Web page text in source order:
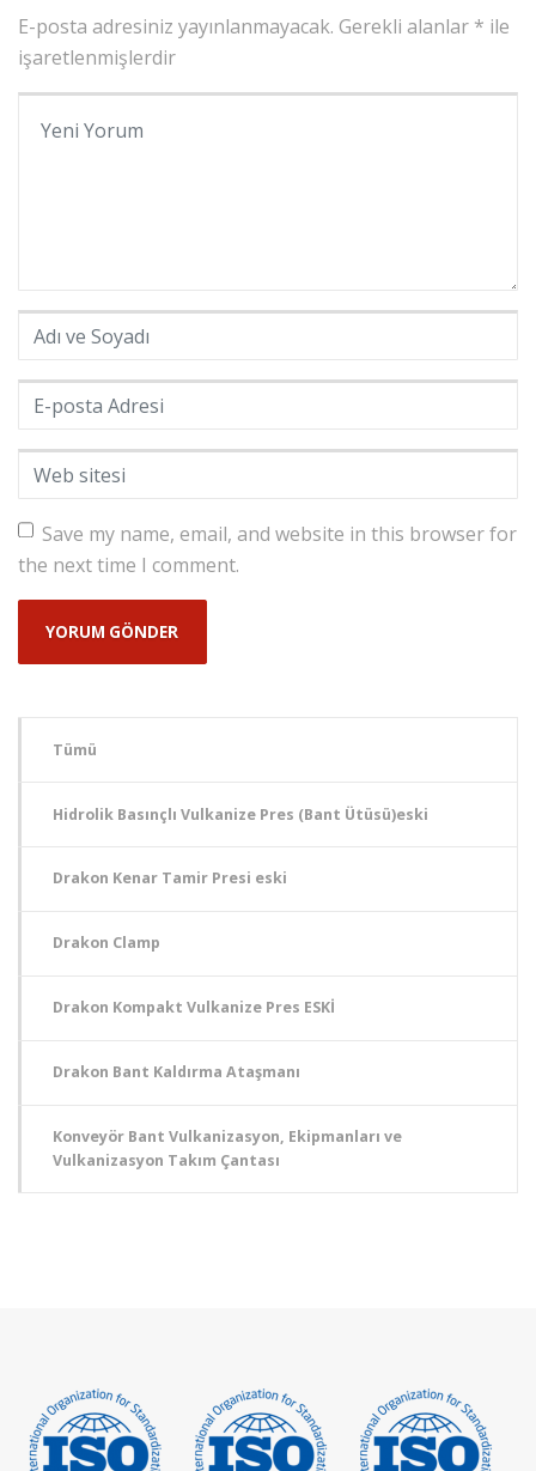
E-posta adresiniz yayınlanmayacak. Gerekli alanlar * ile
işaretlenmişlerdir
Adı ve Soyadı *
E-posta Adresi
Web sitesi
Save my name, email, and website in this browser for
the next time I comment.
Tümü
Hidrolik Basınçlı Vulkanize Pres (Bant Ütüsü)eski
Drakon Kenar Tamir Presi eski
Drakon Clamp
Drakon Kompakt Vulkanize Pres ESKİ
Drakon Bant Kaldırma Ataşmanı
Konveyör Bant Vulkanizasyon, Ekipmanları ve
Vulkanizasyon Takım Çantası